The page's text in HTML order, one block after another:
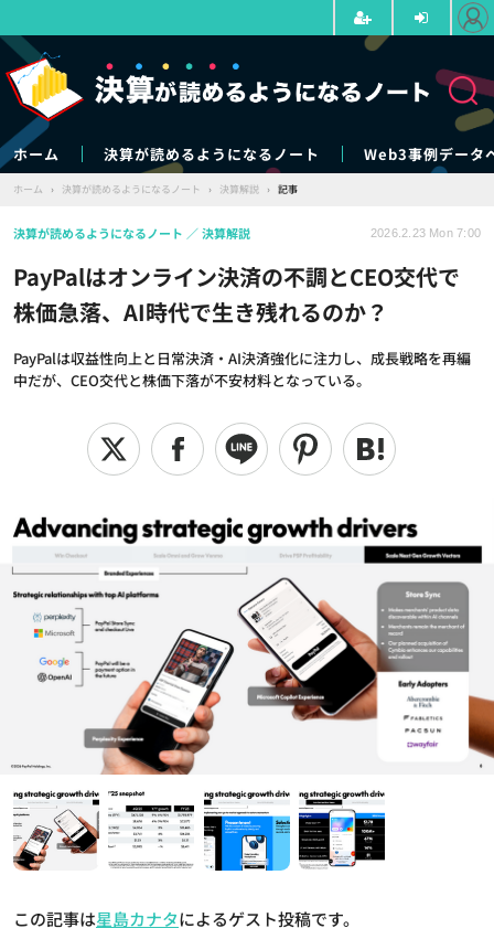
ホーム 決算が読めるようになるノート Web3事例データ
ホーム › 決算が読めるようになるノート › 決算解説 › 記事
PayPalはオンライン決済の不調とCEO交代で
株価急落、AI時代で生き残れるのか？
PayPalは収益性向上と日常決済・AI決済強化に注力し、成長戦略を再編
中だが、CEO交代と株価下落が不安材料となっている。
決算が読めるようになるノート 決算解説 2026.2.23 Mon 7:00
この記事は星島カナタによるゲスト投稿です。